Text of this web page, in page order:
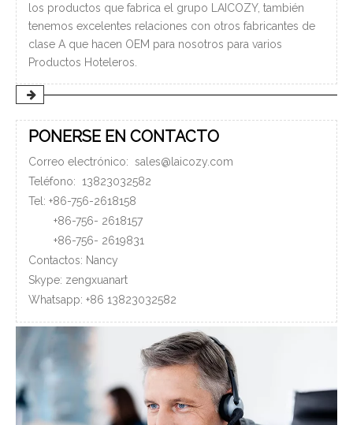
los productos que fabrica el grupo LAICOZY, también
tenemos excelentes relaciones con otros fabricantes de
clase A que hacen OEM para nosotros para varios
Productos Hoteleros.
PONERSE EN CONTACTO
Correo electrónico: sales@laicozy.com
Teléfono: 13823032582
Tel: +86-756-2618158
+86-756- 2618157
+86-756- 2619831
Contactos: Nancy
Skype: zengxuanart
Whatsapp: +86 13823032582